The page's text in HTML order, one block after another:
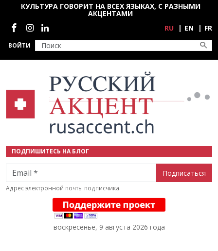
Перейти к основному содержанию
ВОЙТИ
КУЛЬТУРА ГОВОРИТ НА ВСЕХ ЯЗЫКАХ, С РАЗНЫМИ
АКЦЕНТАМИ
Социальные сети
RU EN FR
ПОДПИШИТЕСЬ НА БЛОГ
Email
Адрес электронной почты подписчика.
воскресенье, 9 августа 2026 года